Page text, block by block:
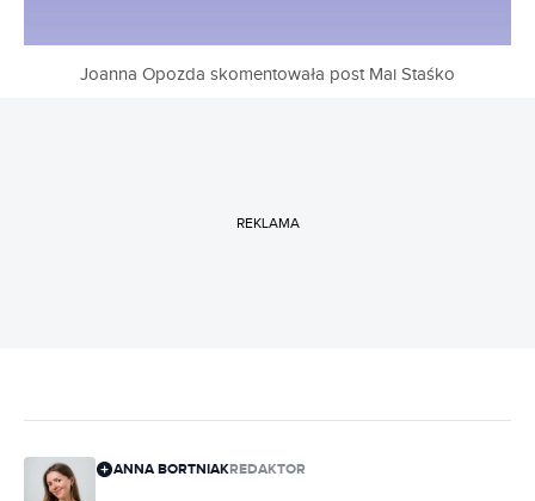
Joanna Opozda skomentowała post Mai Staśko
REKLAMA
ANNA BORTNIAKREDAKTOR